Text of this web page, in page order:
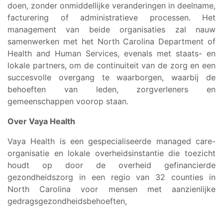
doen, zonder onmiddellijke veranderingen in deelname,
facturering of administratieve processen. Het
management van beide organisaties zal nauw
samenwerken met het North Carolina Department of
Health and Human Services, evenals met staats- en
lokale partners, om de continuiteit van de zorg en een
succesvolle overgang te waarborgen, waarbij de
behoeften van leden, zorgverleners en
gemeenschappen voorop staan.
Over Vaya Health
Vaya Health is een gespecialiseerde managed care-
organisatie en lokale overheidsinstantie die toezicht
houdt op door de overheid gefinancierde
gezondheidszorg in een regio van 32 counties in
North Carolina voor mensen met aanzienlijke
gedragsgezondheidsbehoeften,